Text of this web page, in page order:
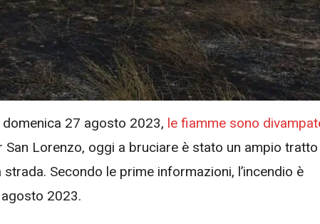
domenica 27 agosto 2023, le fiamme sono
Lorenzo, oggi a bruciare è stato un ampio tratto
Secondo le prime informazioni, l’incendio è
2023.